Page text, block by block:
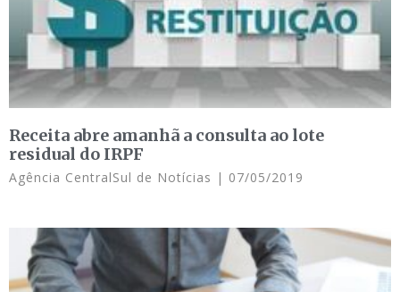
Receita abre amanhã a consulta ao lote
residual do IRPF
Agência CentralSul de Notícias 07/05/2019